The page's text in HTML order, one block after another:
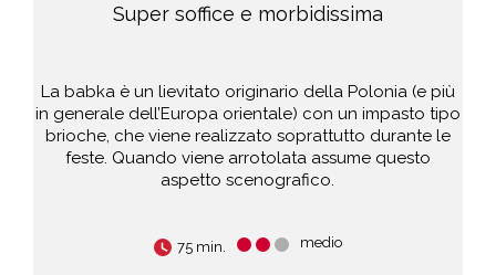
Super soffice e morbidissima
La babka è un lievitato originario della Polonia (e più
in generale dell’Europa orientale) con un impasto tipo
brioche, che viene realizzato soprattutto durante le
feste. Quando viene arrotolata assume questo
aspetto scenografico.
75 min. medio